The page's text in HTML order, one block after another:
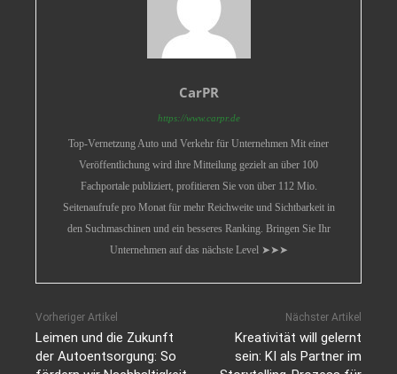
CarPR
https://www.carpr.de
Top-Vernetzung Auto und Verkehr für Unternehmen Mit einer
Veröffentlichung wird ihre Mitteilung gezielt an über 100
Fachportale publiziert, profitieren Sie von über 112 Mio.
Seitenaufrufe pro Monat für mehr Reichweite und Sichtbarkeit in
den Suchmaschinen und ein besseres Ranking. Bringen Sie Ihr
Unternehmen auf das nächste Level ➤➤➤
Vorheriger Artikel
Leimen und die Zukunft
der Autoentsorgung: So
Nächster Artikel
Kreativität will gelernt
sein: KI als Partner im